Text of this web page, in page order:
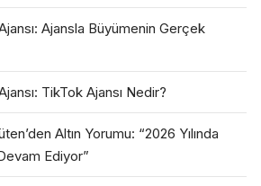
Ajansla Büyümenin Gerçek
TikTok Ajansı Nedir?
Altın Yorumu: “2026 Yılında
Ediyor”